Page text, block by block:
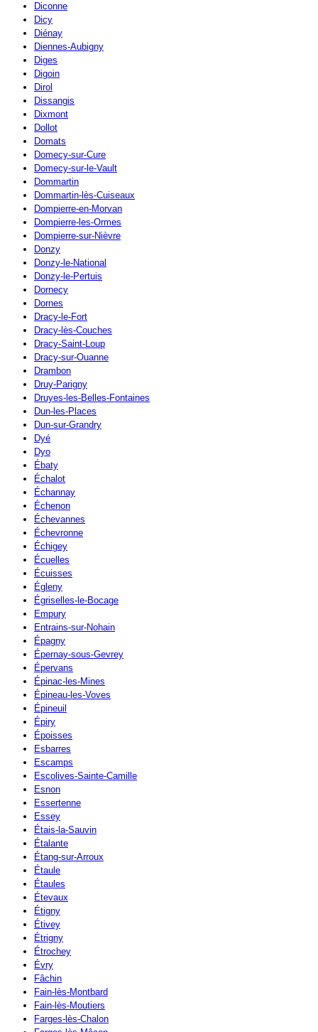
Diconne
Dicy
Diénay
Diennes-Aubigny
Diges
Digoin
Dirol
Dissangis
Dixmont
Dollot
Domats
Domecy-sur-Cure
Domecy-sur-le-Vault
Dommartin
Dommartin-lès-Cuiseaux
Dompierre-en-Morvan
Dompierre-les-Ormes
Dompierre-sur-Nièvre
Donzy
Donzy-le-National
Donzy-le-Pertuis
Dornecy
Dornes
Dracy-le-Fort
Dracy-lès-Couches
Dracy-Saint-Loup
Dracy-sur-Ouanne
Drambon
Druy-Parigny
Druyes-les-Belles-Fontaines
Dun-les-Places
Dun-sur-Grandry
Dyé
Dyo
Ébaty
Échalot
Échannay
Échenon
Échevannes
Échevronne
Échigey
Écuelles
Écuisses
Égleny
Égriselles-le-Bocage
Empury
Entrains-sur-Nohain
Épagny
Épernay-sous-Gevrey
Épervans
Épinac-les-Mines
Épineau-les-Voves
Épineuil
Épiry
Époisses
Esbarres
Escamps
Escolives-Sainte-Camille
Esnon
Essertenne
Essey
Étais-la-Sauvin
Étalante
Étang-sur-Arroux
Étaule
Étaules
Étevaux
Étigny
Étivey
Étrigny
Étrochey
Évry
Fâchin
Fain-lès-Montbard
Fain-lès-Moutiers
Farges-lès-Chalon